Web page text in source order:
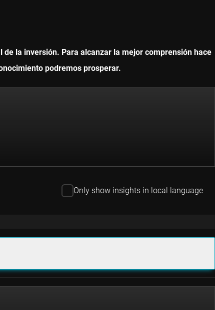
la inversión. Para alcanzar la mejor comprensión hace
podremos prosperar.
Only show insights in local language